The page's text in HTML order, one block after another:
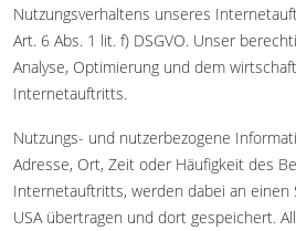
Nutzungsverhaltens unseres
Art. 6 Abs. 1 lit. f) DSGVO. Unser
Analyse, Optimierung und dem
Internetauftritts.
Nutzungs- und nutzerbezogene
Adresse, Ort, Zeit oder Häufigkeit des
Internetauftritts, werden dabei an einen
USA übertragen und dort gespeichert.